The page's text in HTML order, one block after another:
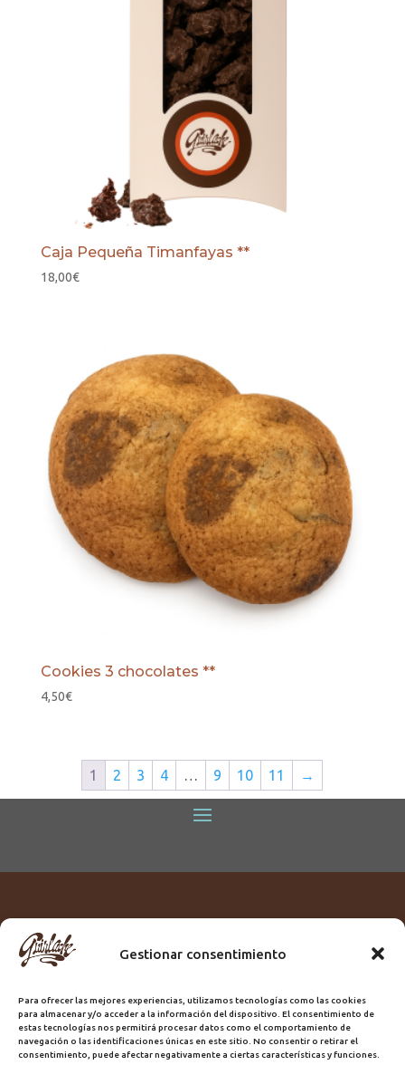
Gestionar consentimiento
Para ofrecer las mejores experiencias, utilizamos tecnologías como las cookies
para almacenar y/o acceder a la información del dispositivo. El consentimiento de
estas tecnologías nos permitirá procesar datos como el comportamiento de
navegación o las identificaciones únicas en este sitio. No consentir o retirar el
consentimiento, puede afectar negativamente a ciertas características y funciones.
Caja Pequeña Timanfayas **
18,00€
Cookies 3 chocolates **
4,50€
1 2 3 4 … 9 10 11 →
Titular:
ROME GUIRLACHE SL.
Domicilio:Calle Triana, 68
Ciudad:Las Palmas de Gran Canaria
Registro Sanitario:GC/20/PH/7192